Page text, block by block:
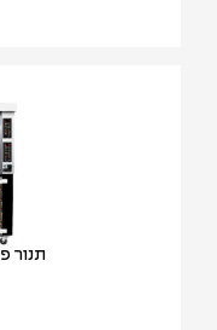
תנור פיצה
צפו